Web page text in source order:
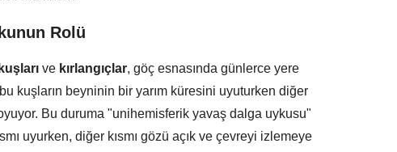
Rolü
ve kırlangıçlar, göç esnasında günlerce yere
kuşların beyninin bir yarım küresini uyuturken diğer
Bu duruma "unihemisferik yavaş dalga uykusu"
uyurken, diğer kısmı gözü açık ve çevreyi izlemeye